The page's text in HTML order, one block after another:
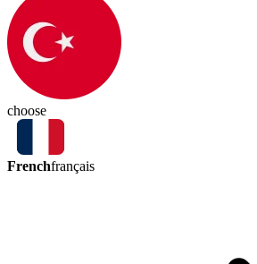
choose
Frenchfrançais